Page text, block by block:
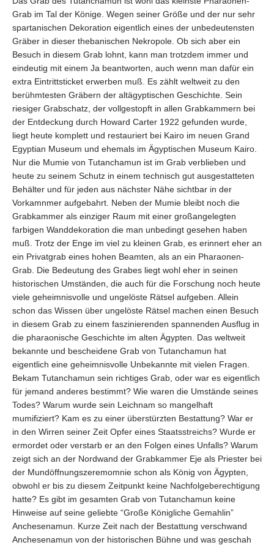
Grab im Tal der Könige. Wegen seiner Größe und der nur sehr
spartanischen Dekoration eigentlich eines der unbedeutensten
Gräber in dieser thebanischen Nekropole. Ob sich aber ein
Besuch in diesem Grab lohnt, kann man trotzdem immer und
eindeutig mit einem Ja beantworten, auch wenn man dafür ein
extra Eintrittsticket erwerben muß. Es zählt weltweit zu den
berühmtesten Gräbern der altägyptischen Geschichte. Sein
riesiger Grabschatz, der vollgestopft in allen Grabkammern bei
der Entdeckung durch Howard Carter 1922 gefunden wurde,
liegt heute komplett und restauriert bei Kairo im neuen Grand
Egyptian Museum und ehemals im Ägyptischen Museum Kairo.
Nur die Mumie von Tutanchamun ist im Grab verblieben und
heute zu seinem Schutz in einem technisch gut ausgestatteten
Behälter und für jeden aus nächster Nähe sichtbar in der
Vorkamnmer aufgebahrt. Neben der Mumie bleibt noch die
Grabkammer als einziger Raum mit einer großangelegten
farbigen Wanddekoration die man unbedingt gesehen haben
muß. Trotz der Enge im viel zu kleinen Grab, es erinnert eher an
ein Privatgrab eines hohen Beamten, als an ein Pharaonen-
Grab. Die Bedeutung des Grabes liegt wohl eher in seinen
historischen Umständen, die auch für die Forschung noch heute
viele geheimnisvolle und ungelöste Rätsel aufgeben. Allein
schon das Wissen über ungelöste Rätsel machen einen Besuch
in diesem Grab zu einem faszinierenden spannenden Ausflug in
die pharaonische Geschichte im alten Ägypten. Das weltweit
bekannte und bescheidene Grab von Tutanchamun hat
eigentlich eine geheimnisvolle Unbekannte mit vielen Fragen.
Bekam Tutanchamun sein richtiges Grab, oder war es eigentlich
für jemand anderes bestimmt? Wie waren die Umstände seines
Todes? Warum wurde sein Leichnam so mangelhaft
mumifiziert? Kam es zu einer überstürzten Bestattung? War er
in den Wirren seiner Zeit Opfer eines Staatsstreichs? Wurde er
ermordet oder verstarb er an den Folgen eines Unfalls? Warum
zeigt sich an der Nordwand der Grabkammer Eje als Priester bei
der Mundöffnungszeremomnie schon als König von Ägypten,
obwohl er bis zu diesem Zeitpunkt keine Nachfolgeberechtigung
hatte? Es gibt im gesamten Grab von Tutanchamun keine
Hinweise auf seine geliebte “Große Königliche Gemahlin”
Anchesenamun. Kurze Zeit nach der Bestattung verschwand
Anchesenamun von der historischen Bühne und was geschah